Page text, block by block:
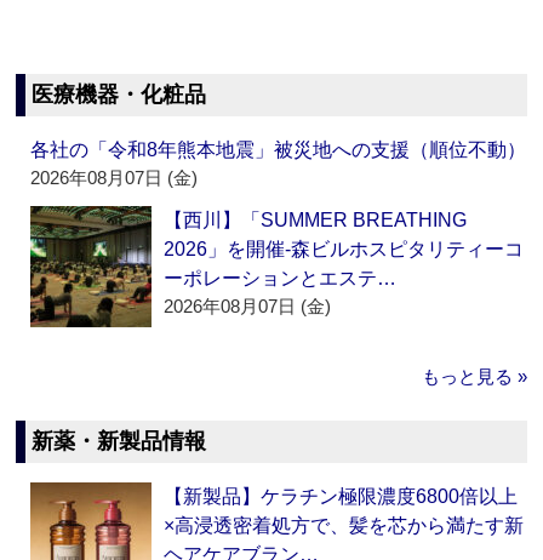
医療機器・化粧品
各社の「令和8年熊本地震」被災地への支援（順位不動）
2026年08月07日 (金)
【西川】「SUMMER BREATHING
2026」を開催‐森ビルホスピタリティーコ
ーポレーションとエステ…
2026年08月07日 (金)
もっと見る »
新薬・新製品情報
【新製品】ケラチン極限濃度6800倍以上
×高浸透密着処方で、髪を芯から満たす新
ヘアケアブラン…